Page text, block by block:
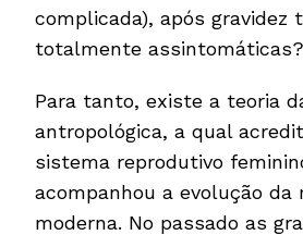
complicada), após gravidez
totalmente assintomáticas?
Para tanto, existe a teoria
antropológica, a qual
sistema reprodutivo
acompanhou a evolução da
moderna. No passado as